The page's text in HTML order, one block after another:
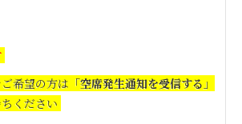
希望の方は 「空席発生通知を受信する」
ください